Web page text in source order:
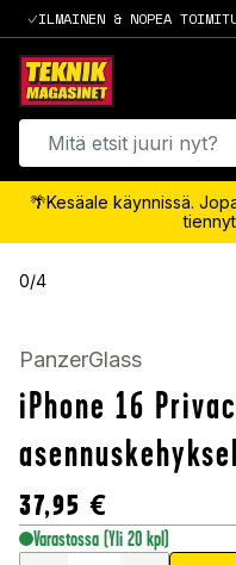
ILMAINEN & NOPEA
🌴Kesäale käynnissä.
0/4
PanzerGlass
iPhone 16
37,95 €
Varastossa (Yli 20 kpl)